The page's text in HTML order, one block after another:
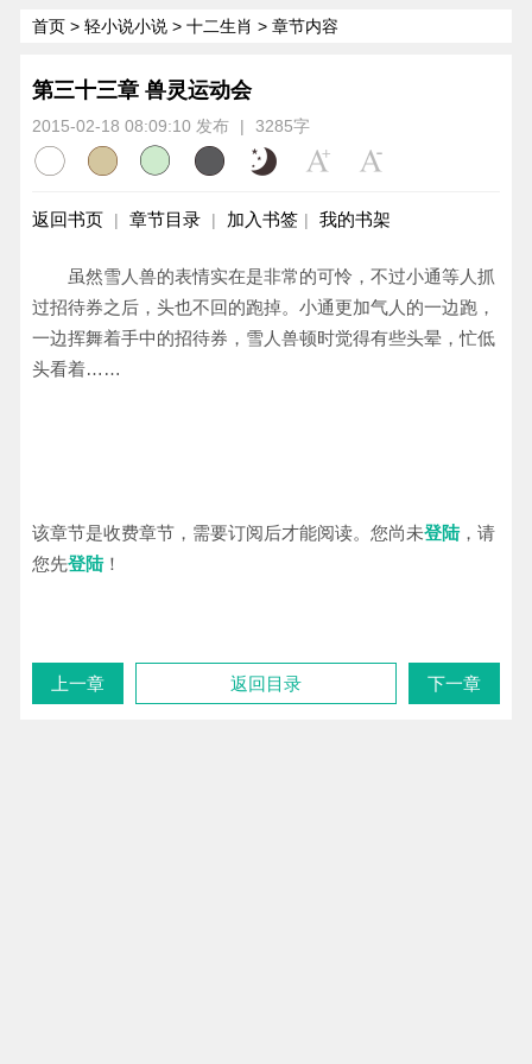
首页 > 轻小说小说 > 十二生肖 > 章节内容
第三十三章 兽灵运动会
2015-02-18 08:09:10 发布 | 3285字
返回书页 | 章节目录 | 加入书签 | 我的书架
虽然雪人兽的表情实在是非常的可怜，不过小通等人抓
过招待券之后，头也不回的跑掉。小通更加气人的一边跑，
一边挥舞着手中的招待券，雪人兽顿时觉得有些头晕，忙低
头看着……
该章节是收费章节，需要订阅后才能阅读。您尚未登陆，请
您先登陆！
上一章 返回目录 下一章